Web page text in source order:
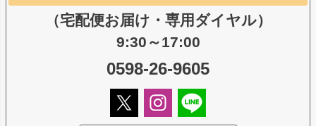
（宅配便お届け・専用ダイヤル）
9:30～17:00
0598-26-9605